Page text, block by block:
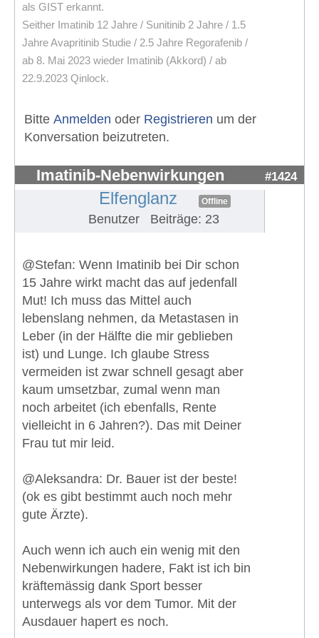
als GIST erkannt.
Seither Imatinib 12 Jahre / Sunitinib 2 Jahre / 1.5
Jahre Avapritinib Studie / 2.5 Jahre Regorafenib /
ab 8. Mai 2023 wieder Imatinib (Akkord) / ab
22.9.2023 Qinlock.
Bitte Anmelden oder Registrieren um der
Konversation beizutreten.
Imatinib-Nebenwirkungen #1424
Elfenglanz Offline
Benutzer Beiträge: 23
@Stefan: Wenn Imatinib bei Dir schon
15 Jahre wirkt macht das auf jedenfall
Mut! Ich muss das Mittel auch
lebenslang nehmen, da Metastasen in
Leber (in der Hälfte die mir geblieben
ist) und Lunge. Ich glaube Stress
vermeiden ist zwar schnell gesagt aber
kaum umsetzbar, zumal wenn man
noch arbeitet (ich ebenfalls, Rente
vielleicht in 6 Jahren?). Das mit Deiner
Frau tut mir leid.
@Aleksandra: Dr. Bauer ist der beste!
(ok es gibt bestimmt auch noch mehr
gute Ärzte).
Auch wenn ich auch ein wenig mit den
Nebenwirkungen hadere, Fakt ist ich bin
kräftemässig dank Sport besser
unterwegs als vor dem Tumor. Mit der
Ausdauer hapert es noch.